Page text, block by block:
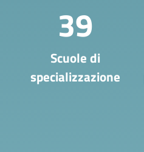
39
Scuole di
specializzazione